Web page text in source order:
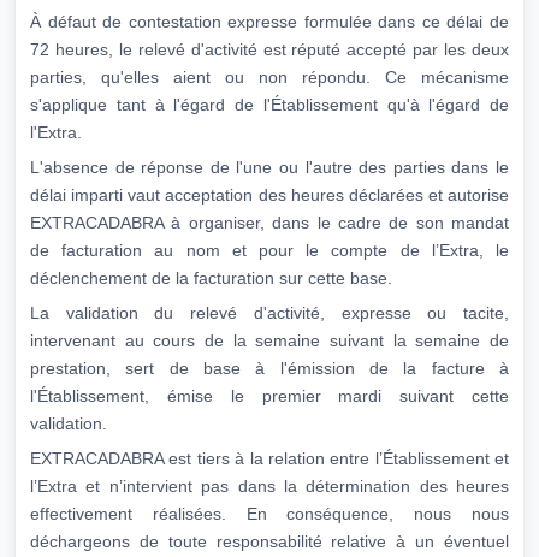
À défaut de contestation expresse formulée dans ce délai de
72 heures, le relevé d'activité est réputé accepté par les deux
parties, qu'elles aient ou non répondu. Ce mécanisme
s'applique tant à l'égard de l'Établissement qu'à l'égard de
l'Extra.
L'absence de réponse de l'une ou l'autre des parties dans le
délai imparti vaut acceptation des heures déclarées et autorise
EXTRACADABRA à organiser, dans le cadre de son mandat
de facturation au nom et pour le compte de l’Extra, le
déclenchement de la facturation sur cette base.
La validation du relevé d'activité, expresse ou tacite,
intervenant au cours de la semaine suivant la semaine de
prestation, sert de base à l'émission de la facture à
l'Établissement, émise le premier mardi suivant cette
validation.
EXTRACADABRA est tiers à la relation entre l’Établissement et
l’Extra et n’intervient pas dans la détermination des heures
effectivement réalisées. En conséquence, nous nous
déchargeons de toute responsabilité relative à un éventuel